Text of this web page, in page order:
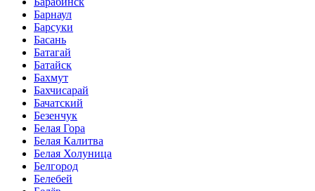
Барнаул
Барсуки
Басань
Батагай
Батайск
Бахмут
Бахчисарай
Бачатский
Безенчук
Белая Гора
Белая Калитва
Белая Холуница
Белгород
Белебей